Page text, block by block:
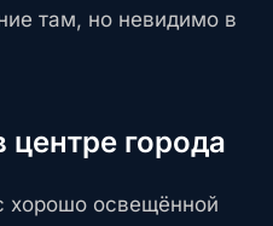
там, но невидимо в
города
хорошо освещённой